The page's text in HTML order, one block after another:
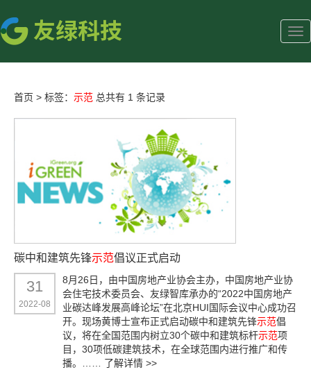
首页 > 标签： 示范 总共有 1 条记录
碳中和建筑先锋示范倡议正式启动
31
2022-08
8月26日，由中国房地产业协会主办，中国房地产业协
会住宅技术委员会、友绿智库承办的“2022中国房地产
业碳达峰发展高峰论坛”在北京HUI国际会议中心成功召
开。现场黄博士宣布正式启动碳中和建筑先锋示范倡
议，将在全国范围内树立30个碳中和建筑标杆示范项
目，30项低碳建筑技术，在全球范围内进行推广和传
播。…… 了解详情 >>